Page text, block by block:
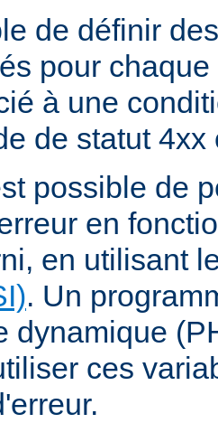
de définir
pour
à une
de statut 4xx
possible de
en
en utilisant
. Un
dynamique
ces